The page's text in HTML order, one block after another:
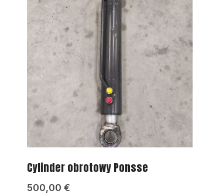
Cylinder obrotowy Ponsse
500,00 €